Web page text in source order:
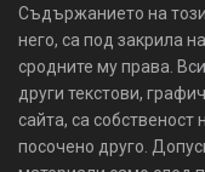
Съдържанието на този
него, са под закрила
сродните му права.
други текстови,
сайта, са собственост
посочено друго.